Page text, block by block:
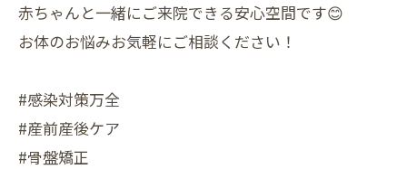
赤ちゃんと一緒にご来院できる安心空間です😊
お体のお悩みお気軽にご相談ください！
#感染対策万全
#産前産後ケア
#骨盤矯正